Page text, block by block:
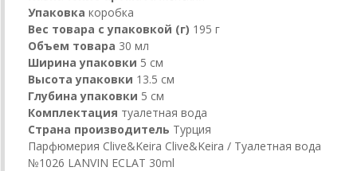
Упаковка коробка
Вес товара с упаковкой (г) 195 г
Объем товара 30 мл
Ширина упаковки 5 см
Высота упаковки 13.5 см
Глубина упаковки 5 см
Комплектация туалетная вода
Страна производитель Турция
Парфюмерия Clive&Keira Clive&Keira / Туалетная вода
№1026 LANVIN ECLAT 30ml